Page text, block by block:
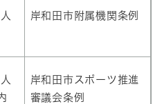
岸和田市附属機関条例
岸和田市スポーツ推進
審議会条例